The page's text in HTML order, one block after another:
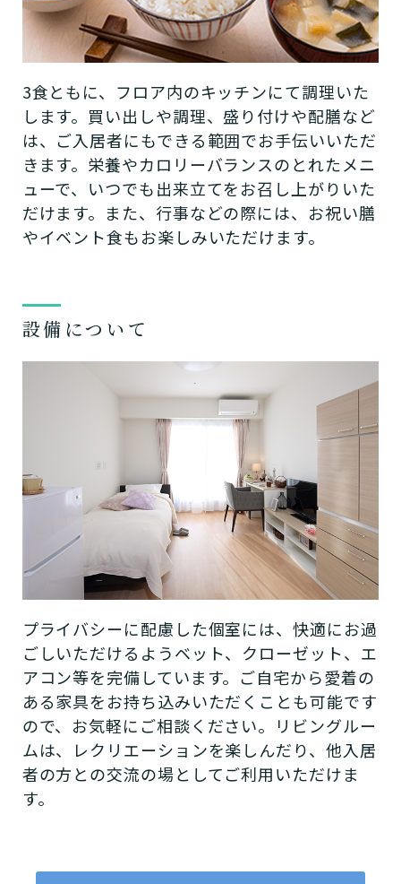
3食ともに、フロア内のキッチンにて調理いた
します。買い出しや調理、盛り付けや配膳など
は、ご入居者にもできる範囲でお手伝いいただ
きます。栄養やカロリーバランスのとれたメニ
ューで、いつでも出来立てをお召し上がりいた
だけます。また、行事などの際には、お祝い膳
やイベント食もお楽しみいただけます。
設備について
プライバシーに配慮した個室には、快適にお過
ごしいただけるようベット、クローゼット、エ
アコン等を完備しています。ご自宅から愛着の
ある家具をお持ち込みいただくことも可能です
ので、お気軽にご相談ください。リビングルー
ムは、レクリエーションを楽しんだり、他入居
者の方との交流の場としてご利用いただけま
す。